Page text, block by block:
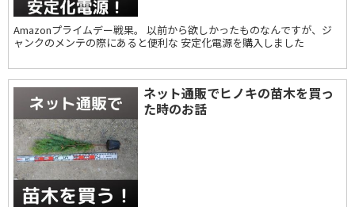
Amazonプライムデー戦果。 以前から欲しかったものなんですが、ジ
ャンクのメンテの際にあると便利な 安定化電源を購入しました
ネット通販でヒノキの苗木を買っ
た時のお話